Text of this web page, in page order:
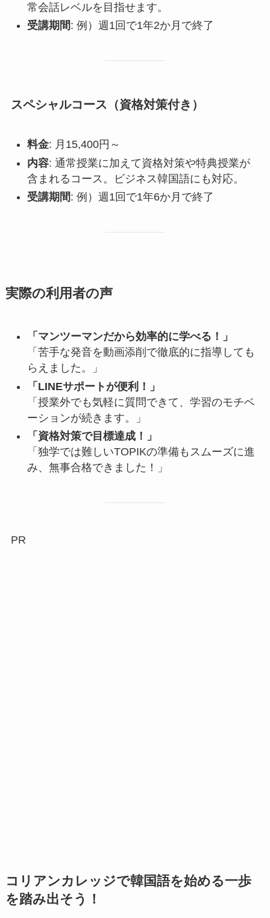
常会話レベルを目指せます。
受講期間: 例）週1回で1年2か月で終了
スペシャルコース（資格対策付き）
料金: 月15,400円～
内容: 通常授業に加えて資格対策や特典授業が
含まれるコース。ビジネス韓国語にも対応。
受講期間: 例）週1回で1年6か月で終了
実際の利用者の声
「マンツーマンだから効率的に学べる！」
「苦手な発音を動画添削で徹底的に指導しても
らえました。」
「LINEサポートが便利！」
「授業外でも気軽に質問できて、学習のモチベ
ーションが続きます。」
「資格対策で目標達成！」
「独学では難しいTOPIKの準備もスムーズに進
み、無事合格できました！」
PR
コリアンカレッジで韓国語を始める一歩
を踏み出そう！